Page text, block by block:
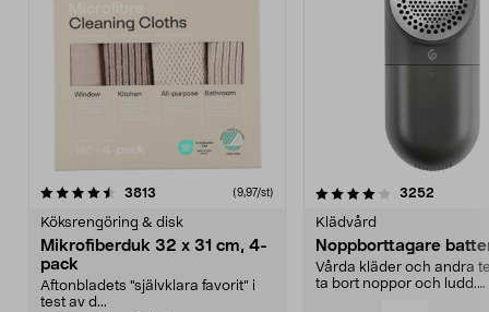
3813 (9,97/st)
Köksrengöring & disk
Mikrofiberduk 32 x 31 cm, 4-
pack
Aftonbladets "självklara favorit” i
test av d...
4.0av 5 stjärnor 3252
Klädvård
Noppborttagare
Vårda kläder och andra
ta bort noppor och ludd.
4.5av 5 stjärnor